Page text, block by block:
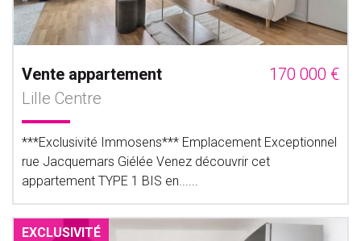
Vente appartement
170 000 €
Lille Centre
***Exclusivité Immosens*** Emplacement Exceptionnel
rue Jacquemars Giélée Venez découvrir cet
appartement TYPE 1 BIS en......
EXCLUSIVITÉ